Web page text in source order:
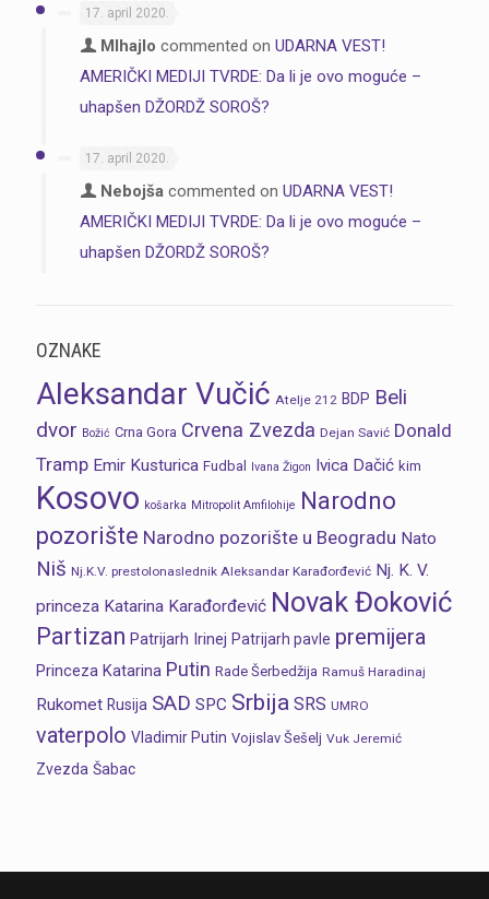
17. april 2020.
MIhajlo commented on UDARNA VEST!
AMERIČKI MEDIJI TVRDE: Da li je ovo moguće –
uhapšen DŽORDŽ SOROŠ?
17. april 2020.
Nebojša commented on UDARNA VEST!
AMERIČKI MEDIJI TVRDE: Da li je ovo moguće –
uhapšen DŽORDŽ SOROŠ?
OZNAKE
Aleksandar Vučić Atelje 212 BDP Beli
dvor Božić Crna Gora Crvena Zvezda Dejan Savić Donald
Tramp Emir Kusturica Fudbal Ivana Žigon Ivica Dačić kim
Kosovo košarka Mitropolit Amfilohije Narodno
pozorište Narodno pozorište u Beogradu Nato
Niš Nj.K.V. prestolonaslednik Aleksandar Karađorđević Nj. K. V.
princeza Katarina Karađorđević Novak Đoković
Partizan Patrijarh Irinej Patrijarh pavle premijera
Princeza Katarina Putin Rade Šerbedžija Ramuš Haradinaj
Rukomet Rusija SAD SPC Srbija SRS UMRO
vaterpolo Vladimir Putin Vojislav Šešelj Vuk Jeremić
Zvezda Šabac